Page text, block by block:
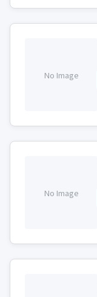
No Image
No Image